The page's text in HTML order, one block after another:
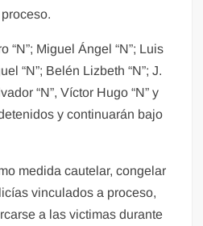
“N”; Miguel Ángel “N”; Luis
“N”; Belén Lizbeth “N”; J.
“N”, Víctor Hugo “N” y
y continuarán bajo
medida cautelar, congelar
vinculados a proceso,
a las victimas durante